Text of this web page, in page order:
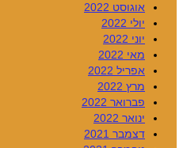
אוגוסט 2022
יולי 2022
יוני 2022
מאי 2022
אפריל 2022
מרץ 2022
פברואר 2022
ינואר 2022
דצמבר 2021